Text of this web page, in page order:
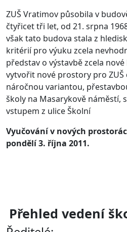
ZUŠ Vratimov působila v
čtyřicet tři let, od 21. srpna
však tato budova stala z
kritérií pro výuku zcela
představ o výstavbě zcela
vytvořit nové prostory pro
náročnou variantou,
školy na Masarykově náměstí,
vstupem z ulice Školní
Vyučování v nových
pondělí 3. října 2011.
Přehled vedení